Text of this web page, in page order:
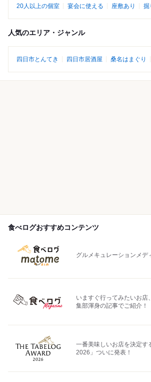
20人以上の個室
宴会に使える 座敷あり 掘
人気のエリア・ジャンル
四日市とんてき 四日市居酒屋 桑名はまぐり
食べログおすすめコンテンツ
グルメキュレーションメデ
いますぐ行ってみたいお店
集部渾身の記事でご紹介！
一番美味しいお店を決定す
2026」ついに発表！